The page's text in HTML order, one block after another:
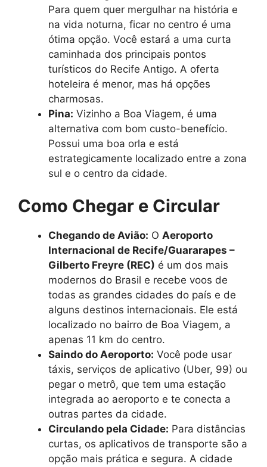
Para quem quer mergulhar na história e
na vida noturna, ficar no centro é uma
ótima opção. Você estará a uma curta
caminhada dos principais pontos
turísticos do Recife Antigo. A oferta
hoteleira é menor, mas há opções
charmosas.
Pina: Vizinho a Boa Viagem, é uma
alternativa com bom custo-benefício.
Possui uma boa orla e está
estrategicamente localizado entre a zona
sul e o centro da cidade.
Como Chegar e Circular
Chegando de Avião: O Aeroporto
Internacional de Recife/Guararapes –
Gilberto Freyre (REC) é um dos mais
modernos do Brasil e recebe voos de
todas as grandes cidades do país e de
alguns destinos internacionais. Ele está
localizado no bairro de Boa Viagem, a
apenas 11 km do centro.
Saindo do Aeroporto: Você pode usar
táxis, serviços de aplicativo (Uber, 99) ou
pegar o metrô, que tem uma estação
integrada ao aeroporto e te conecta a
outras partes da cidade.
Circulando pela Cidade: Para distâncias
curtas, os aplicativos de transporte são a
opção mais prática e segura. A cidade